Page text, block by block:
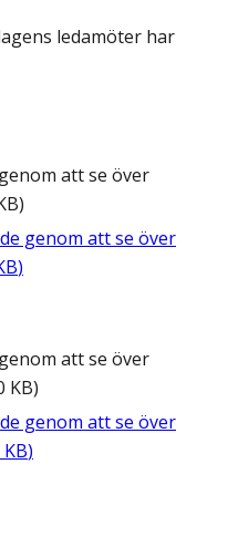
ledamöter har
att se över
)
genom att se över
)
att se över
KB)
genom att se över
KB)